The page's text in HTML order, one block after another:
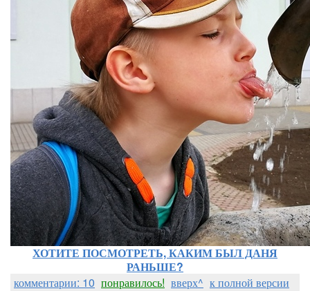
ХОТИТЕ ПОСМОТРЕТЬ, КАКИМ БЫЛ ДАНЯ
РАНЬШЕ?
комментарии: 10 понравилось! вверх^ к полной версии